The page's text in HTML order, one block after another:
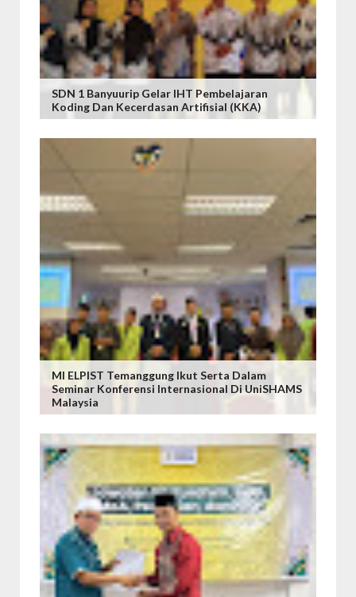
SDN 1 Banyuurip Gelar IHT Pembelajaran
Koding Dan Kecerdasan Artifisial (KKA)
MI ELPIST Temanggung Ikut Serta Dalam
Seminar Konferensi Internasional Di UniSHAMS
Malaysia